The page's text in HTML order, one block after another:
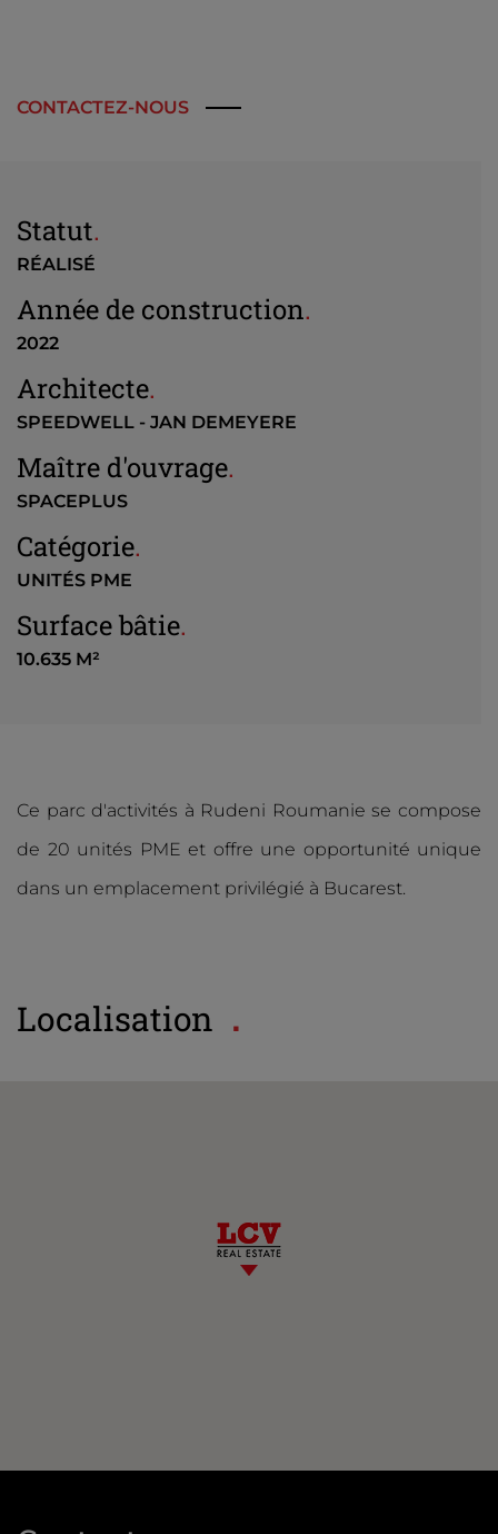
CONTACTEZ-NOUS
Statut.
RÉALISÉ
Année de construction.
2022
Architecte.
SPEEDWELL - JAN DEMEYERE
Maître d'ouvrage.
SPACEPLUS
Catégorie.
UNITÉS PME
Surface bâtie.
10.635 M²
Ce parc d'activités à Rudeni Roumanie se compose
de 20 unités PME et offre une opportunité unique
dans un emplacement privilégié à Bucarest.
Localisation